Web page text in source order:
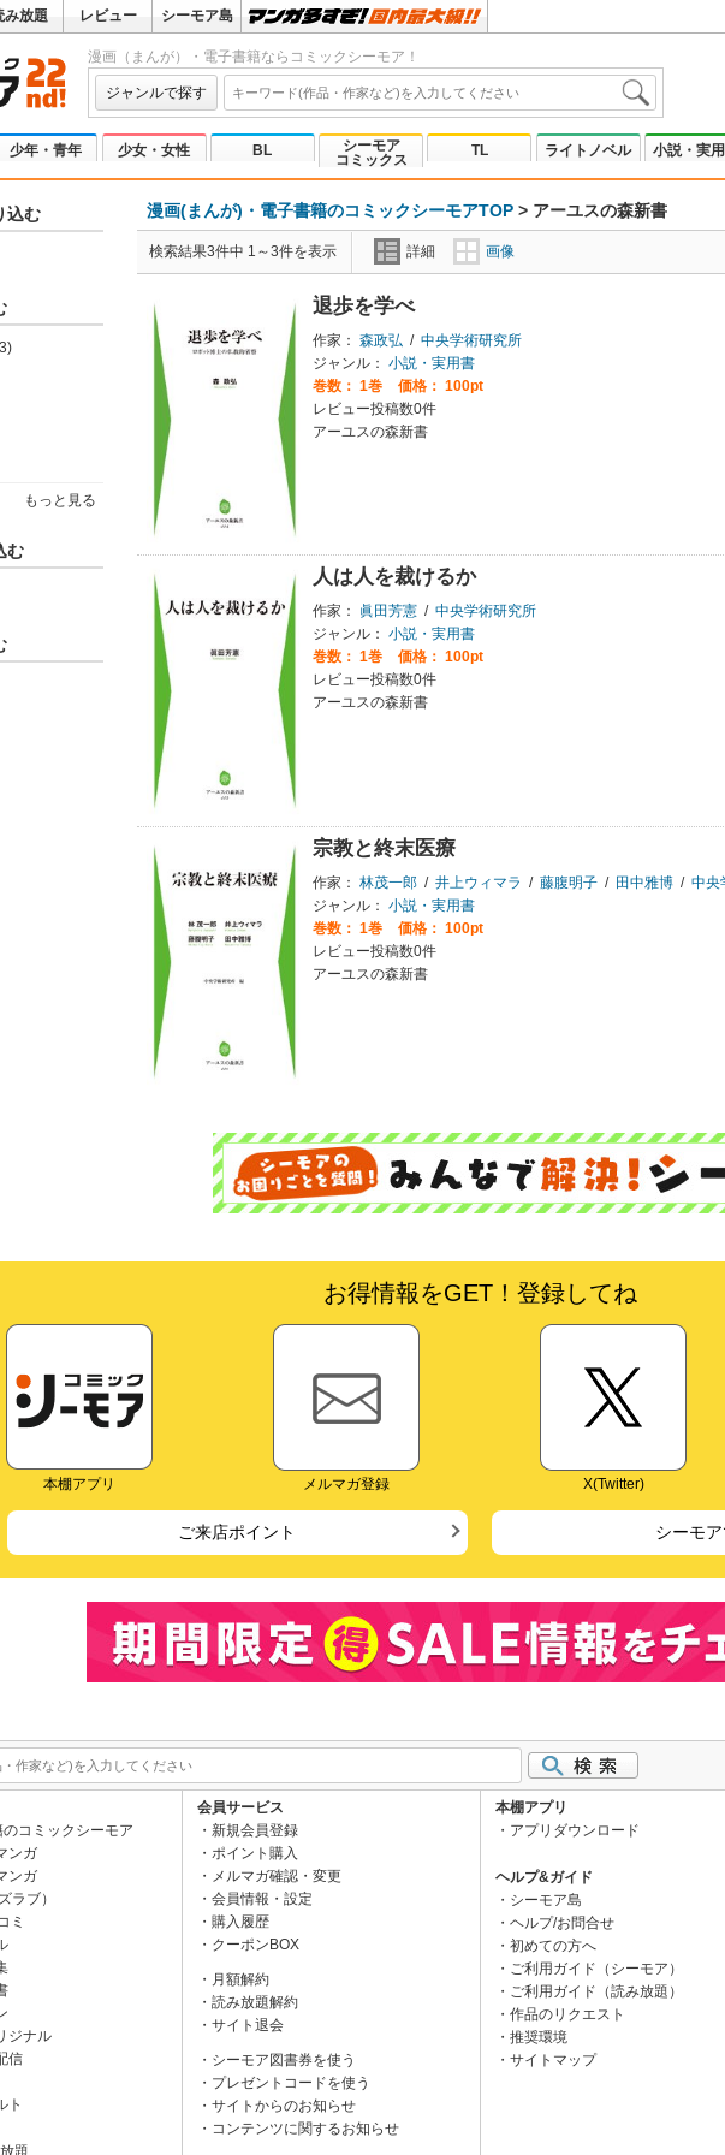
み放題 レビュー シーモア島
漫画（まんが）・電子書籍ならコミックシーモア！
ジャンルで探す
少年・青年 少女・女性 BL
シーモア
コミックス
TL ライトノベル 小説・実
込む
もっと見る
む
漫画(まんが)・電子書籍のコミックシーモアTOP > アーユスの森新書
検索結果3件中 1～3件を表示 詳細 画像
退歩を学べ
作家： 森政弘 / 中央学術研究所
ジャンル： 小説・実用書
巻数： 1巻
価格： 100pt
レビュー投稿数0件
アーユスの森新書
人は人を裁けるか
作家： 眞田芳憲 / 中央学術研究所
ジャンル： 小説・実用書
巻数： 1巻
価格： 100pt
レビュー投稿数0件
アーユスの森新書
宗教と終末医療
作家： 林茂一郎 / 井上ウィマラ / 藤腹明子 / 田中雅博 / 中央
ジャンル： 小説・実用書
巻数： 1巻
価格： 100pt
レビュー投稿数0件
アーユスの森新書
お得情報をGET！登録してね
本棚アプリ メルマガ登録 X(Twitter)
ご来店ポイント シーモ
コミックシーモア
ンガ
ンガ
ラブ）
ミ
ジナル
信
ト
題
会員サービス
新規会員登録
ポイント購入
メルマガ確認・変更
会員情報・設定
購入履歴
クーポンBOX
月額解約
読み放題解約
サイト退会
シーモア図書券を使う
プレゼントコードを使う
サイトからのお知らせ
コンテンツに関するお知らせ
本棚アプリ
アプリダウンロード
ヘルプ&ガイド
シーモア島
ヘルプ/お問合せ
初めての方へ
ご利用ガイド（シーモア）
ご利用ガイド（読み放題）
作品のリクエスト
推奨環境
サイトマップ